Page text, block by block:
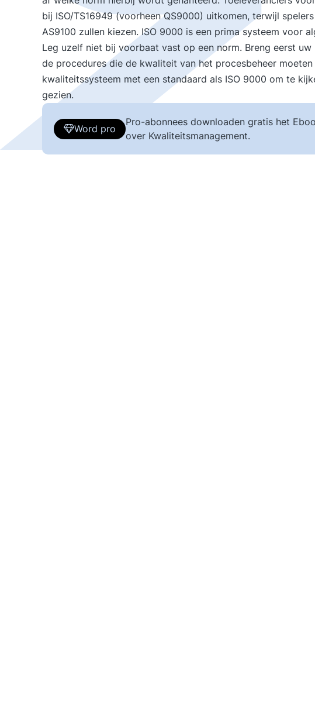
bij ISO/TS16949 (voorheen QS9000) uitkomen, terwijl
AS9100 zullen kiezen. ISO 9000 is een prima systeem voor
Leg uzelf niet bij voorbaat vast op een norm. Breng eerst
de procedures die de kwaliteit van het procesbeheer
kwaliteitssysteem met een standaard als ISO 9000 om te
gezien.
Word pro
Pro-abonnees downloaden gratis het
over Kwaliteitsmanagement.